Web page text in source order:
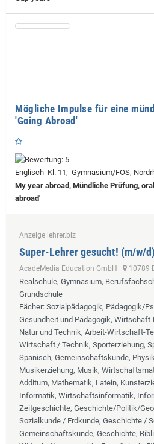
Mögliche Impulse für eine
'Going Abroad'
Englisch Kl. 11, Gymnasium/FOS,
My year abroad, Mündliche Prüfung,
abroad'
Anzeige lehrer.biz
Super-Lehrer gesucht! (m/w/d)
AcadeMedia Education GmbH 10789
Realschule, Gymnasium,
Grundschule
Fächer: Sozialpädagogik, Pädagogik/
Gesundheit und Pädagogik,
Natur und Technik, Arbeit-Wirtschaft-
Wirtschaft / Technik, Sporterziehung,
Spanisch, Gemeinschaftskunde,
Musikerziehung, Musik,
Additum, Mathematik, Latein,
Informatik, Wirtschaftsinformatik,
Zeitgeschichte, Geschichte/Politik/
Sozialkunde / Erdkunde, Geschichte /
Gemeinschaftskunde, Geschichte,